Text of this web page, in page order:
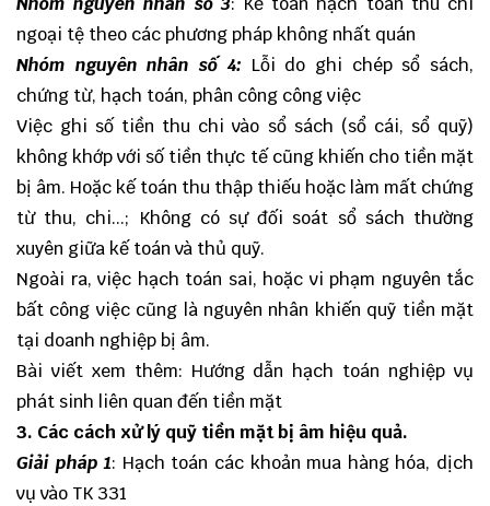
ngoại tệ theo các phương pháp không nhất quán
Nhóm nguyên nhân số 4: Lỗi do ghi chép sổ sách,
chứng từ, hạch toán, phân công công việc
Việc ghi số tiền thu chi vào sổ sách (sổ cái, sổ quỹ)
không khớp với số tiền thực tế cũng khiến cho tiền mặt
bị âm. Hoặc kế toán thu thập thiếu hoặc làm mất chứng
từ thu, chi...; Không có sự đối soát sổ sách thường
xuyên giữa kế toán và thủ quỹ.
Ngoài ra, việc hạch toán sai, hoặc vi phạm nguyên tắc
bất công việc cũng là nguyên nhân khiến quỹ tiền mặt
tại doanh nghiệp bị âm.
Bài viết xem thêm: Hướng dẫn hạch toán nghiệp vụ
phát sinh liên quan đến tiền mặt
3. Các cách xử lý quỹ tiền mặt bị âm hiệu quả.
Giải pháp 1: Hạch toán các khoản mua hàng hóa, dịch
vụ vào TK 331